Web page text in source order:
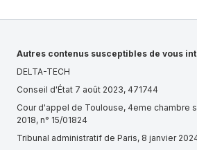
Autres contenus susceptibles de vous
DELTA-TECH
Conseil d'État 7 août 2023, 471744
Cour d'appel de Toulouse, 4eme chambre
2018, n° 15/01824
Tribunal administratif de Paris, 8 janvier